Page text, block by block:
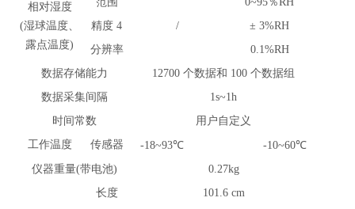
相对湿度
(湿球温度、
露点温度)
/
精度 4
± 3%RH
分辨率
0.1%RH
数据存储能力
12700 个数据和 100 个数据组
数据采集间隔
1s~1h
时间常数
用户自定义
工作温度
传感器 -18~93℃
-10~60℃
仪器重量(带电池)
0.27kg
长度
101.6 cm